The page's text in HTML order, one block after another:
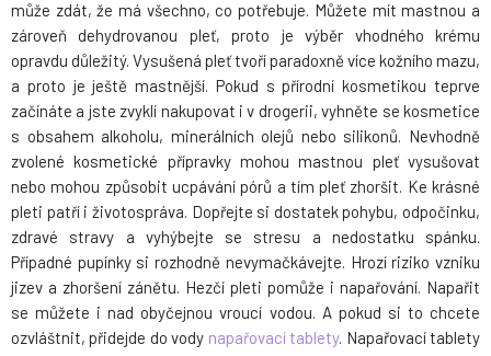
může zdát, že má všechno, co potřebuje. Můžete mít mastnou a
zároveň dehydrovanou pleť, proto je výběr vhodného krému
opravdu důležitý. Vysušená pleť tvoří paradoxně více kožního mazu,
a proto je ještě mastnější. Pokud s přírodní kosmetikou teprve
začínáte a jste zvyklí nakupovat i v drogerii, vyhněte se kosmetice
s obsahem alkoholu, minerálních olejů nebo silikonů. Nevhodně
zvolené kosmetické přípravky mohou mastnou pleť vysušovat
nebo mohou způsobit ucpávání pórů a tím pleť zhoršit. Ke krásné
pleti patří i životospráva. Dopřejte si dostatek pohybu, odpočinku,
zdravé stravy a vyhýbejte se stresu a nedostatku spánku.
Případné pupínky si rozhodně nevymačkávejte. Hrozí riziko vzniku
jizev a zhoršení zánětu. Hezčí pleti pomůže i napařování. Napařit
se můžete i nad obyčejnou vroucí vodou. A pokud si to chcete
ozvláštnit, přidejde do vody napařovací tablety. Napařovací tablety